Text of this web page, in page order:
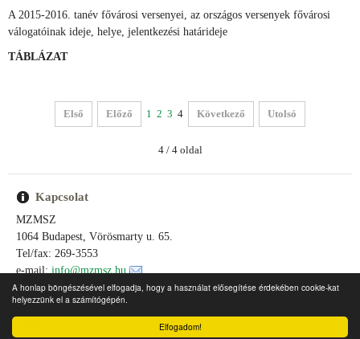
Elfogadom!
A honlap böngészésével elfogadja, hogy a használat elősegítése érdekében cookie-kat
helyezzünk el a számítógépén.
A 2015-2016. tanév fővárosi versenyei, az országos versenyek fővárosi
válogatóinak ideje, helye, jelentkezési határideje
TÁBLÁZAT
Első Előző 1 2 3 4 Következő Utolsó
4 / 4 oldal
Kapcsolat
MZMSZ
1064 Budapest, Vörösmarty u. 65.
Tel/fax: 269-3553
e-mail: info@mzmsz.hu
e-mail:ertektar@mzmsz.hu
asz: 19635521-1-42